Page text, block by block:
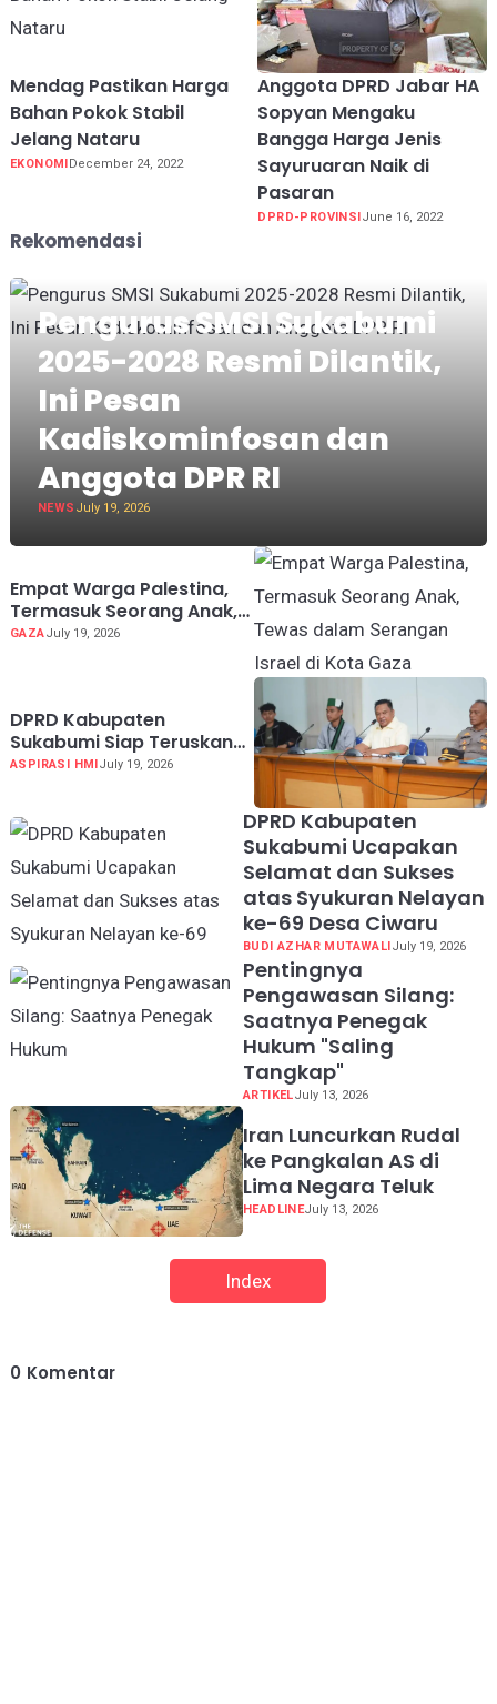
Mendag Pastikan Harga
Bahan Pokok Stabil
Jelang Nataru
EKONOMIDecember 24, 2022
Anggota DPRD Jabar HA
Sopyan Mengaku
Bangga Harga Jenis
Sayuruaran Naik di
Pasaran
DPRD-PROVINSIJune 16, 2022
Rekomendasi
Pengurus SMSI Sukabumi
2025-2028 Resmi Dilantik,
Ini Pesan
Kadiskominfosan dan
Anggota DPR RI
NEWS July 19, 2026
Empat Warga Palestina,
Termasuk Seorang Anak,
Tewas dalam Serangan
GAZAJuly 19, 2026
DPRD Kabupaten
Sukabumi Siap Teruskan
Aspirasi HMI ke Pusat Soal
ASPIRASI HMI July 19, 2026
DPRD Kabupaten
Sukabumi Ucapakan
Selamat dan Sukses
atas Syukuran Nelayan
ke-69 Desa Ciwaru
BUDI AZHAR MUTAWALIJuly 19, 2026
Pentingnya
Pengawasan Silang:
Saatnya Penegak
Hukum "Saling
Tangkap"
ARTIKELJuly 13, 2026
Iran Luncurkan Rudal
ke Pangkalan AS di
Lima Negara Teluk
HEADLINEJuly 13, 2026
Index
0 Komentar